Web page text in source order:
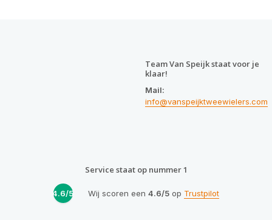
Team Van Speijk staat voor je
klaar!
Mail:
info@vanspeijktweewielers.com
Service staat op nummer 1
4.6/5 Wij scoren een 4.6/5op Trustpilot